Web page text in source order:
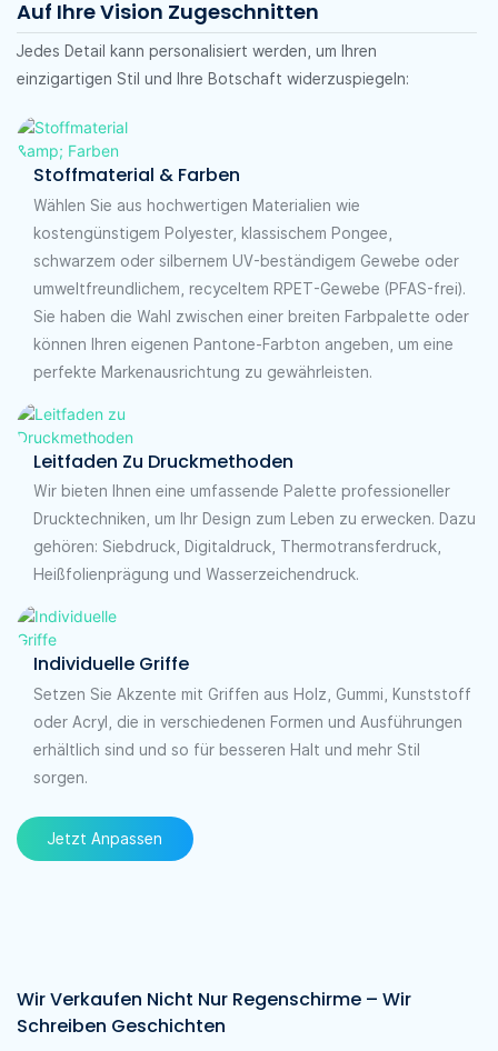
Auf Ihre Vision Zugeschnitten
Jedes Detail kann personalisiert werden, um Ihren
einzigartigen Stil und Ihre Botschaft widerzuspiegeln:
Stoffmaterial & Farben
Wählen Sie aus hochwertigen Materialien wie
kostengünstigem Polyester, klassischem Pongee,
schwarzem oder silbernem UV-beständigem Gewebe oder
umweltfreundlichem, recyceltem RPET-Gewebe (PFAS-frei).
Sie haben die Wahl zwischen einer breiten Farbpalette oder
können Ihren eigenen Pantone-Farbton angeben, um eine
perfekte Markenausrichtung zu gewährleisten.
Leitfaden Zu Druckmethoden
Wir bieten Ihnen eine umfassende Palette professioneller
Drucktechniken, um Ihr Design zum Leben zu erwecken. Dazu
gehören: Siebdruck, Digitaldruck, Thermotransferdruck,
Heißfolienprägung und Wasserzeichendruck.
Individuelle Griffe
Setzen Sie Akzente mit Griffen aus Holz, Gummi, Kunststoff
oder Acryl, die in verschiedenen Formen und Ausführungen
erhältlich sind und so für besseren Halt und mehr Stil
sorgen.
Jetzt Anpassen
Wir Verkaufen Nicht Nur Regenschirme – Wir
Schreiben Geschichten